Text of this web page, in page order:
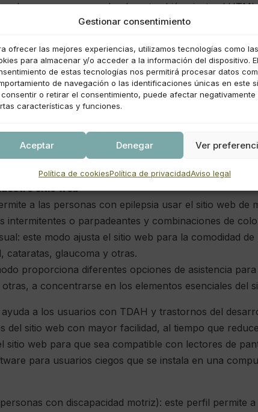
Gestionar consentimiento
ofrecer las mejores experiencias, utilizamos tecnologías como las
para almacenar y/o acceder a la información del dispositivo. El
de estas tecnologías nos permitirá procesar datos
de navegación o las identificaciones únicas en este
consentir o retirar el consentimiento, puede afectar negativamente
características y funciones.
Aceptar Denegar Ver
Política de cookiesPolítica de privacidadAviso legal
el proceso en segundo plano también ajusta el
para que el sitio web se pueda operar con el
operar menús desplegables con las teclas de
elementos de opción y casilla de verificación
los usuarios del teclado encontrarán menús
haciendo clic en Alt+1, o como los primeros
maneja las ventanas emergentes activadas
desvíe fuera de él.
“M” (menús), “H” (encabezados), “F”
sitio web
a las personas con epilepsia usar el sitio web de
intermitentes o parpadeantes y combinaciones de
este modo ajusta el sitio web para la comodidad
cataratas, glaucoma y otras.
proporciona diferentes opciones de asistencia
a concentrarse en los elementos esenciales del
ayuda a los usuarios con TDAH y trastornos del
sitio web con mayor facilidad, al tiempo que
sitio web para que sea compatible con lectores de
para usuarios ciegos que se instala en una
con discapacidad motriz): este perfil permite